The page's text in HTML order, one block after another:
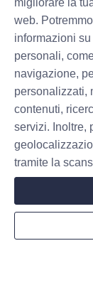
Spring toggle
Chi siamo
Informazioni su
Informazioni su
Servizi
migliorare la
web.
informazioni
personali,
navigazione,
personalizzati,
contenuti,
servizi. Inoltre,
tramite la